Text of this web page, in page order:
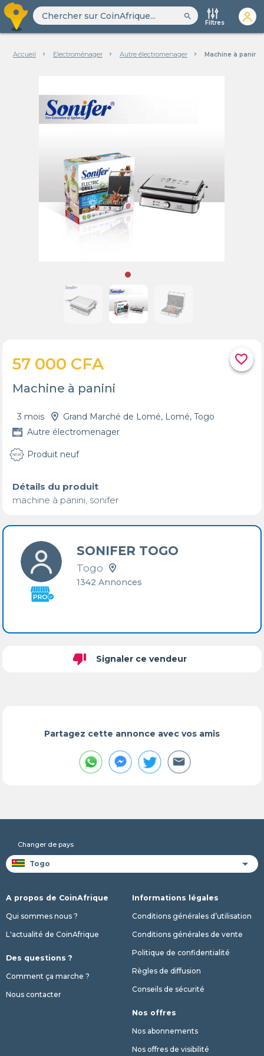
search
Filtres
Accueil Electroménager Autre électromenager Machine à panini
favorite_border
57 000 CFA
Machine à panini
3 mois
Grand Marché de Lomé, Lomé, Togo
Autre électromenager
Produit neuf
Détails du produit
machine à panini, sonifer
SONIFER TOGO
Togo
1342 Annonces
thumb_down Signaler ce vendeur
Partagez cette annonce avec vos amis
Changer de pays
A propos de CoinAfrique
Qui sommes nous ?
L'actualité de CoinAfrique
Des questions ?
Comment ça marche ?
Nous contacter
Informations légales
Conditions générales d’utilisation
Conditions générales de vente
Politique de confidentialité
Règles de diffusion
Conseils de sécurité
Nos offres
Nos abonnements
Nos offres de visibilité